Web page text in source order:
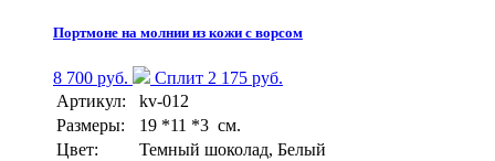
Портмоне на молнии из кожи с ворсом
8 700 руб.
Сплит 2 175 руб.
Артикул:
kv-012
Размеры:
19 *11 *3 см.
Цвет:
Темный шоколад, Белый